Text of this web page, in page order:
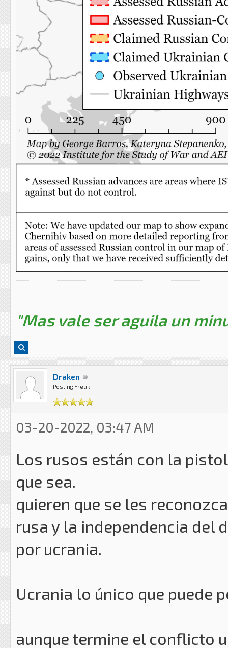
"Mas vale ser aguila un
Draken
Posting Freak
03-20-2022, 03:47 AM
Los rusos están con la
que sea.
quieren que se les
rusa y la independencia del
por ucrania.
Ucrania lo único que puede
aunque termine el conflicto